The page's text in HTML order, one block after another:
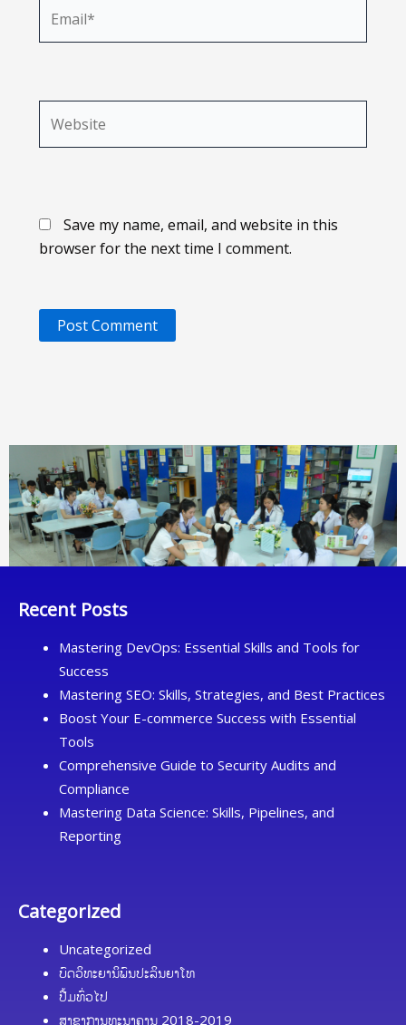
Save my name, email, and website in this
browser for the next time I comment.
Recent Posts
Mastering DevOps: Essential Skills and Tools for
Success
Mastering SEO: Skills, Strategies, and Best Practices
Boost Your E-commerce Success with Essential
Tools
Comprehensive Guide to Security Audits and
Compliance
Mastering Data Science: Skills, Pipelines, and
Reporting
Categorized
Uncategorized
ບົດວິທະຍານິພົນປະລິນຍາໂທ
ປື້ມທົ່ວໄປ
ສາຂາການທະນາຄານ 2018-2019